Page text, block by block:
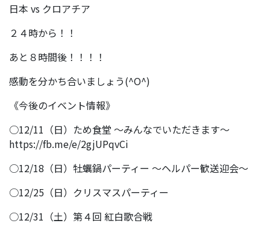
日本 vs クロアチア
２４時から！！
あと８時間後！！！！
感動を分かち合いましょう(^O^)
《今後のイベント情報》
○12/11（日）ため食堂 〜みんなでいただきます〜
https://fb.me/e/2gjUPqvCi
○12/18（日）牡蠣鍋パーティー 〜ヘルパー歓送迎会〜
○12/25（日）クリスマスパーティー
○12/31（土）第４回 紅白歌合戦